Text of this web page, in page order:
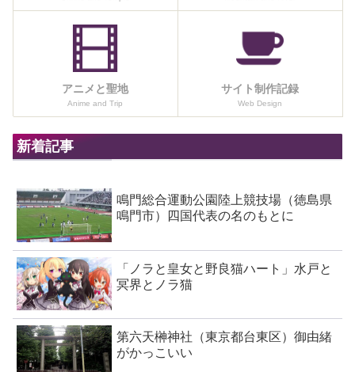
アニメと聖地
Anime and Trip
サイト制作記録
Web Design
新着記事
鳴門総合運動公園陸上競技場（徳島県
鳴門市）四国代表の名のもとに
「ノラと皇女と野良猫ハート」水戸と
冥界とノラ猫
第六天榊神社（東京都台東区）御由緒
がかっこいい